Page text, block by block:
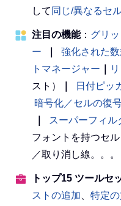
して 同じ/異なるセ
注目の機能： グリ
ー
強化された
トマネージャー
スト）
日付ピッ
暗号化／セルの復
スーパーフィル
フォントを持つセ
／取り消し線。。。
トップ15 ツールセ
ストの追加
特定